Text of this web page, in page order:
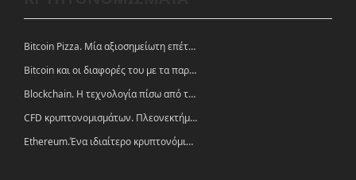
Bitcoin Pizza. Μία αξιοσημείωτη επέτειος.
Bitcoin και οι διαφορές του με τα παραδοσιακά νομίσματα
Blockchain. Η τεχνολογία πίσω από τα κρυπτονομίσματα
CFD κρυπτονομισμάτων. Πλεονεκτήματα και ευκαιρίες
Ethereum.Ένα ιδιαίτερο κρυπτονόμισμα-πλατφόρμα